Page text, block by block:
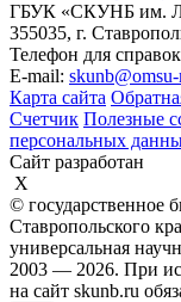
ГБУК «СКУНБ им.
355035, г.
Телефон для
E-mail:
Карта сайта
Счетчик Полезные
персональных
Сайт разработан
X
© государственное
Ставропольского
универсальная
2003 — 2026. При
на сайт skunb.ru